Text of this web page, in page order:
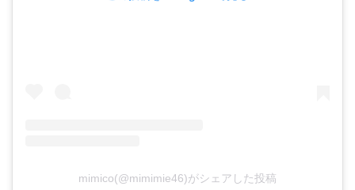
mimico(@mimimie46)がシェアした投稿